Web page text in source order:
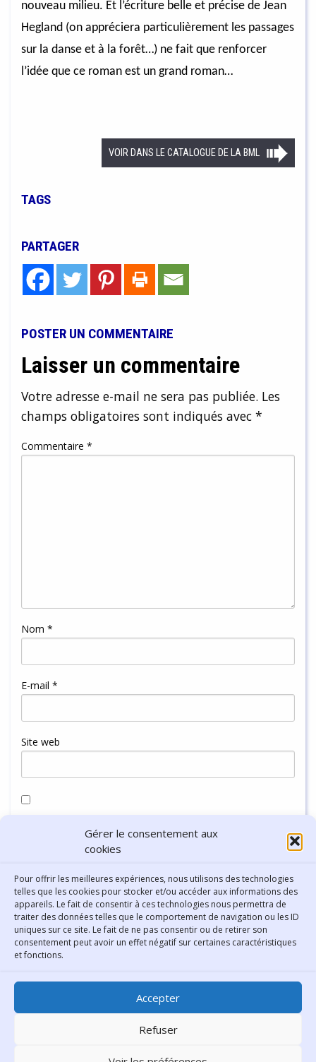
Gérer le consentement aux
cookies
Pour offrir les meilleures expériences, nous utilisons des technologies
telles que les cookies pour stocker et/ou accéder aux informations des
appareils. Le fait de consentir à ces technologies nous permettra de
traiter des données telles que le comportement de navigation ou les ID
uniques sur ce site. Le fait de ne pas consentir ou de retirer son
consentement peut avoir un effet négatif sur certaines caractéristiques
et fonctions.
Accepter
Refuser
nouveau milieu. Et l’écriture belle et précise de Jean
Hegland (on appréciera particulièrement les passages
sur la danse et à la forêt…) ne fait que renforcer
l’idée que ce roman est un grand roman…
VOIR DANS LE CATALOGUE DE LA BML
TAGS
PARTAGER
POSTER UN COMMENTAIRE
Laisser un commentaire
Votre adresse e-mail ne sera pas publiée. Les
champs obligatoires sont indiqués avec *
Commentaire *
Nom *
E-mail *
Site web
navigateur pour mon prochain commentaire.
Bibliothèque municipale de
Lyon
30 Boulevard Vivier-Merle